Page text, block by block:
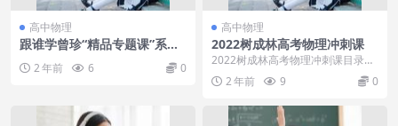
高中物理
跟谁学曾珍“精品专题课”系列
2 年前 6 0
高中物理
2022树成林高考物理冲刺课
2022树成林高考物理冲刺课目录：
├─物理课件│├─功能 动量 冲量 补
充页.p...
2 年前 9 0